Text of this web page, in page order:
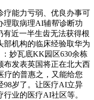
能力亏弱、优良办事可
理取病理AI辅帮诊断功
有近一半生齿无法获得根
部机构的临床经验取华为
妙瓦底KK园区630余栋
布发表英国将正在北大西
疗的普惠之，又能给您
98岁了。让医疗AI立异
业的医疗AI社区等。